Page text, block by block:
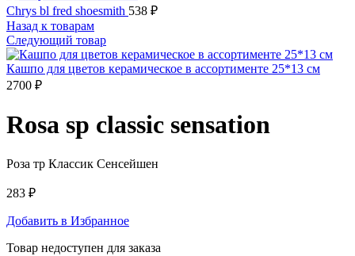
Chrys bl fred shoesmith 538 ₽
Назад к товарам
Следующий товар
Кашпо для цветов керамическое в ассортименте 25*13 см
2700 ₽
Rosa sp classic sensation
Роза тр Классик Сенсейшен
283 ₽
Добавить в Избранное
Товар недоступен для заказа